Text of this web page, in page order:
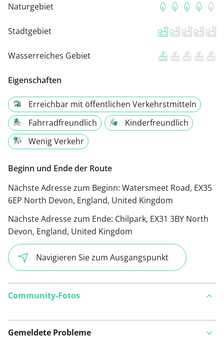
Naturgebiet
Stadtgebiet
Wasserreiches Gebiet
Eigenschaften
Erreichbar mit öffentlichen Verkehrstmitteln
Fahrradfreundlich
Kinderfreundlich
Wenig Verkehr
Beginn und Ende der Route
Nächste Adresse zum Beginn: Watersmeet Road, EX35
6EP North Devon, England, United Kingdom
Nächste Adresse zum Ende: Chilpark, EX31 3BY North
Devon, England, United Kingdom
Navigieren Sie zum Ausgangspunkt
Community-Fotos
Gemeldete Probleme